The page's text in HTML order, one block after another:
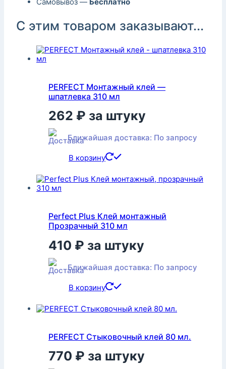
С этим товаром заказывают...
PERFECT Монтажный клей —
шпатлевка 310 мл
262 ₽ за штуку
Ближайшая доставка: По запросу
В корзину
Perfect Plus Клей монтажный
Прозрачный 310 мл
410 ₽ за штуку
Ближайшая доставка: По запросу
В корзину
PERFECT Стыковочный клей 80 мл.
770 ₽ за штуку